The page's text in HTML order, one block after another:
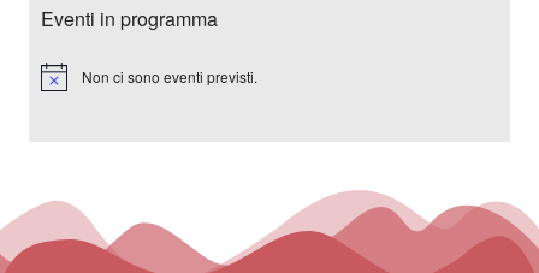
Eventi in programma
Notice Non ci sono eventi previsti.